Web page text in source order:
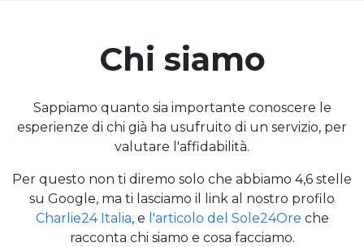
Chi siamo
Sappiamo quanto sia importante conoscere le
esperienze di chi già ha usufruito di un servizio, per
valutare l'affidabilità.
Per questo non ti diremo solo che abbiamo 4,6 stelle
su Google, ma ti lasciamo il link al nostro profilo
Charlie24 Italia, e l'articolo del Sole24Ore che
racconta chi siamo e cosa facciamo.